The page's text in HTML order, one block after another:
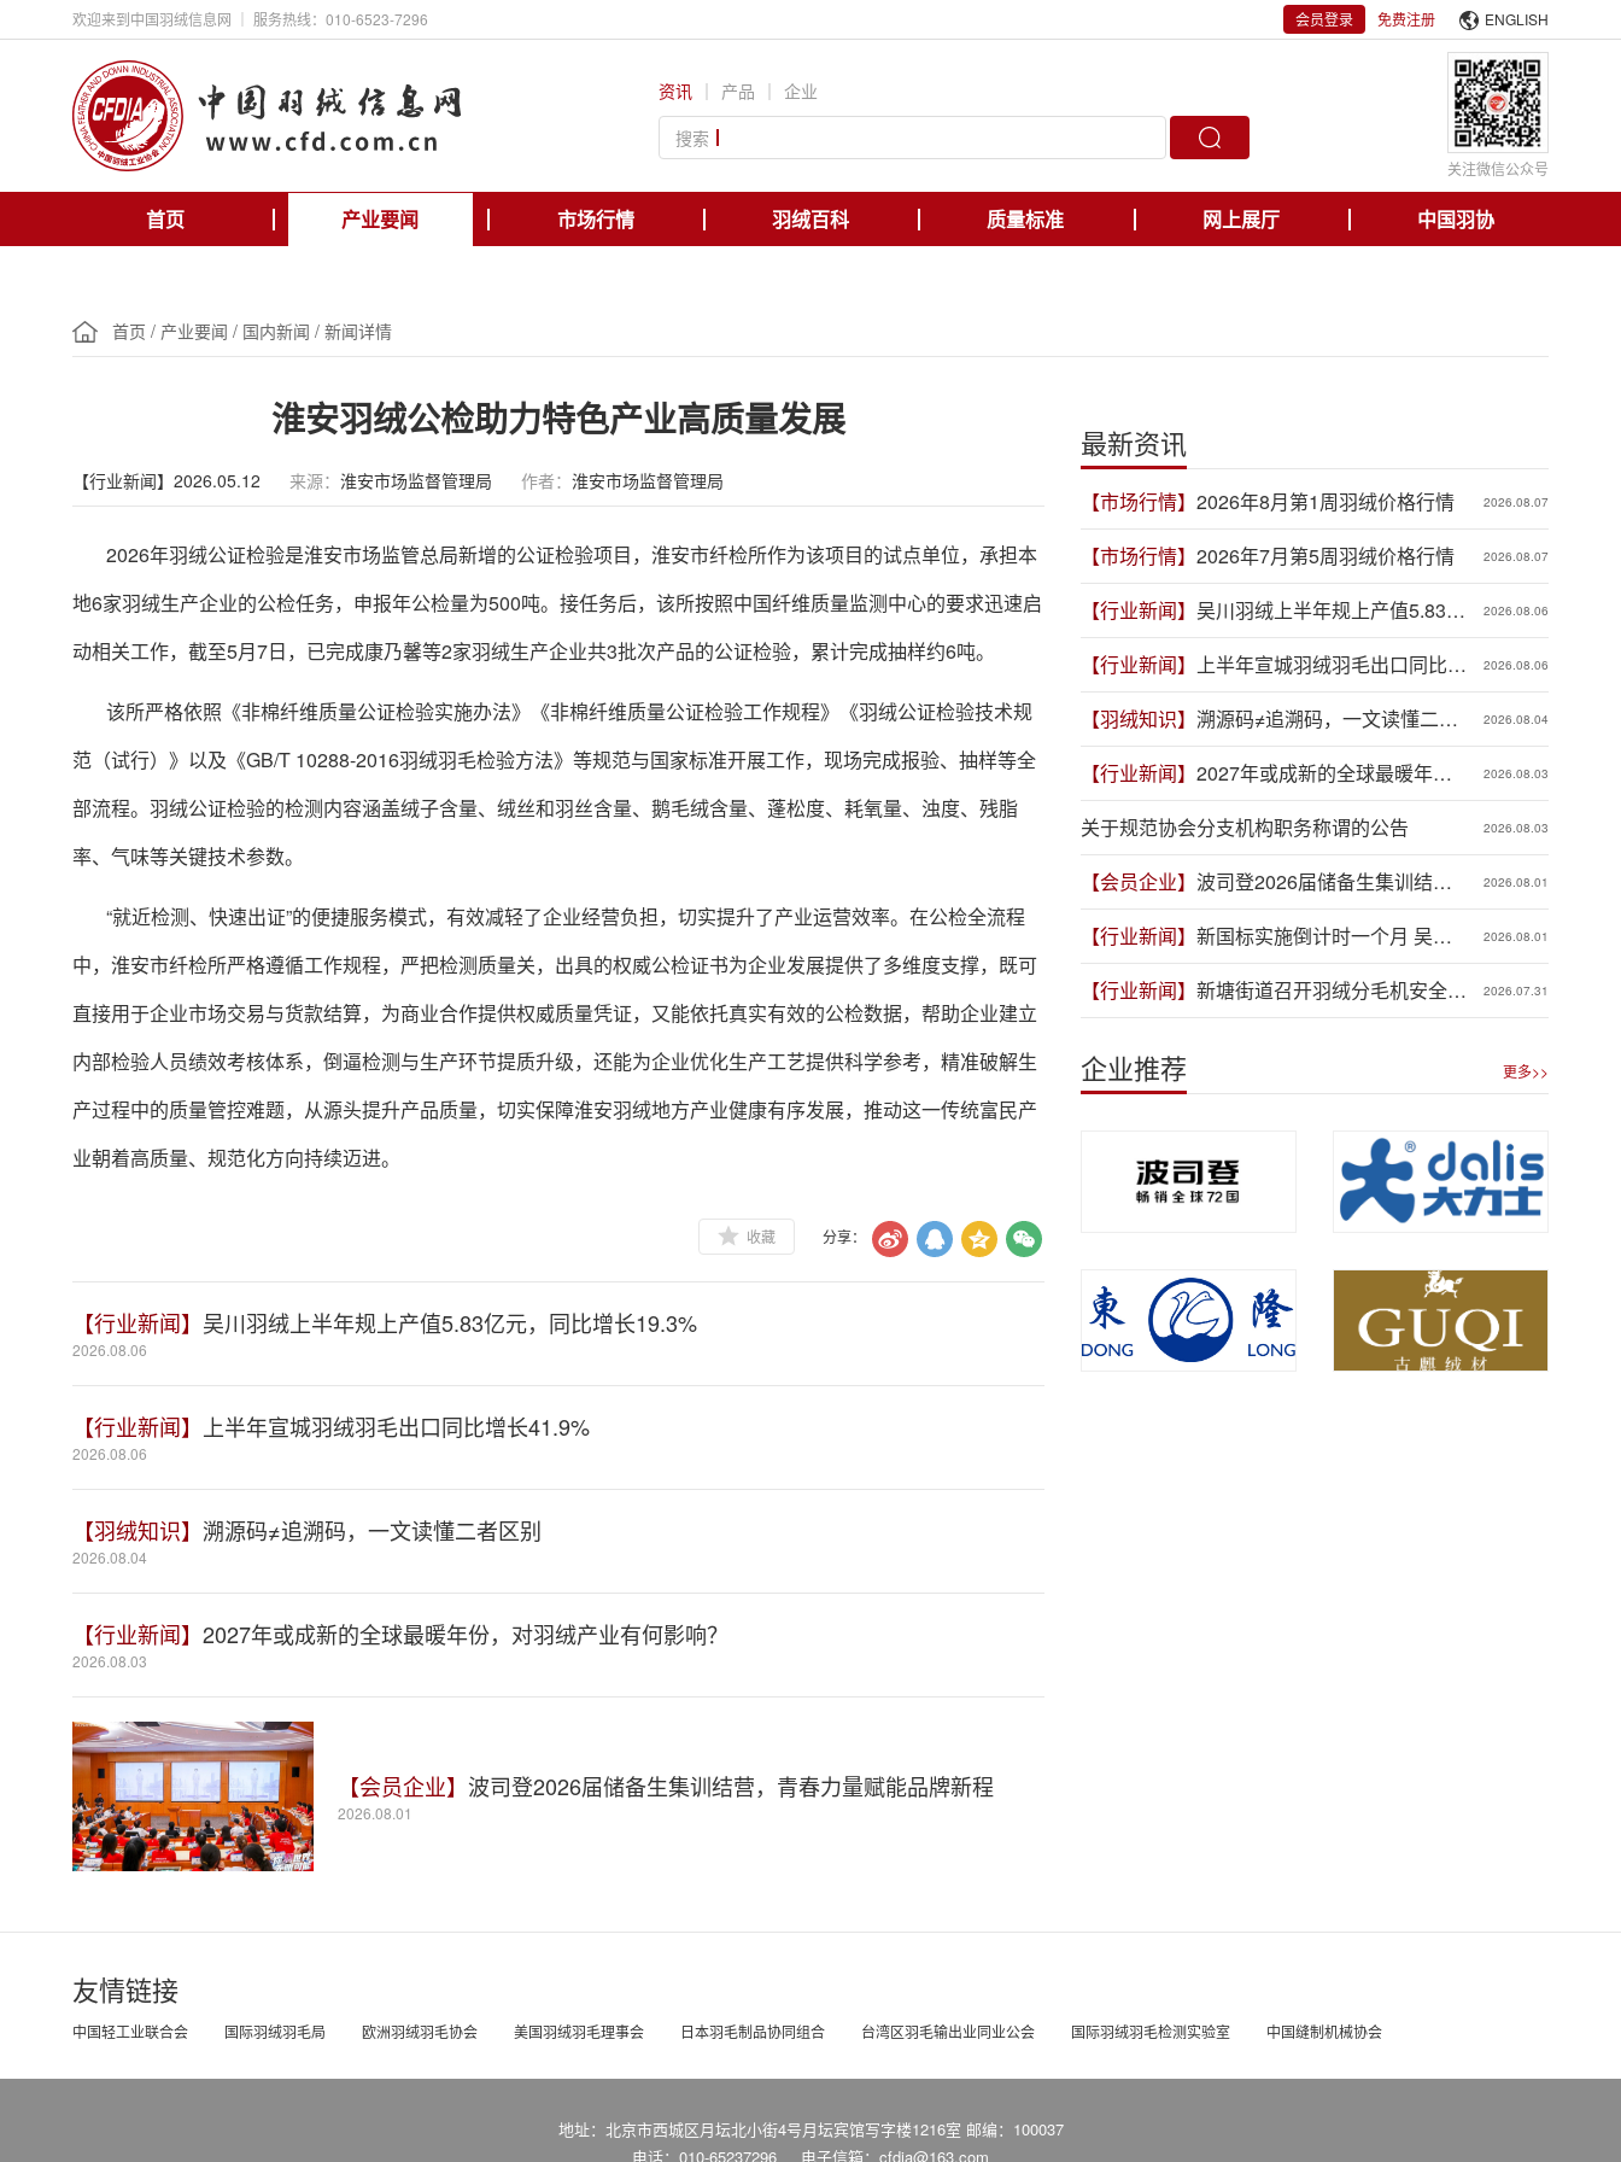
欢迎来到中国羽绒信息网 ｜ 服务热线：010-6523-7296 会员登录 免费注册 ENGLISH
资讯 ｜ 产品 ｜ 企业
搜索
关注微信公众号
首页 产业要闻 市场行情 羽绒百科 质量标准 网上展厅 中国羽协
首页 / 产业要闻 / 国内新闻 / 新闻详情
淮安羽绒公检助力特色产业高质量发展
【行业新闻】2026.05.12 来源： 淮安市场监督管理局 作者： 淮安市场监督管理局
2026年羽绒公证检验是淮安市场监管总局新增的公证检验项目，淮安市纤检所作为该项目的试点单位，承担本
地6家羽绒生产企业的公检任务，申报年公检量为500吨。接任务后，该所按照中国纤维质量监测中心的要求迅速启
动相关工作，截至5月7日，已完成康乃馨等2家羽绒生产企业共3批次产品的公证检验，累计完成抽样约6吨。
该所严格依照《非棉纤维质量公证检验实施办法》《非棉纤维质量公证检验工作规程》《羽绒公证检验技术规
范（试行）》以及《GB/T 10288-2016羽绒羽毛检验方法》等规范与国家标准开展工作，现场完成报验、抽样等全
部流程。羽绒公证检验的检测内容涵盖绒子含量、绒丝和羽丝含量、鹅毛绒含量、蓬松度、耗氧量、浊度、残脂
率、气味等关键技术参数。
“就近检测、快速出证”的便捷服务模式，有效减轻了企业经营负担，切实提升了产业运营效率。在公检全流程
中，淮安市纤检所严格遵循工作规程，严把检测质量关，出具的权威公检证书为企业发展提供了多维度支撑，既可
直接用于企业市场交易与货款结算，为商业合作提供权威质量凭证，又能依托真实有效的公检数据，帮助企业建立
内部检验人员绩效考核体系，倒逼检测与生产环节提质升级，还能为企业优化生产工艺提供科学参考，精准破解生
产过程中的质量管控难题，从源头提升产品质量，切实保障淮安羽绒地方产业健康有序发展，推动这一传统富民产
业朝着高质量、规范化方向持续迈进。
收藏 分享：
【行业新闻】 吴川羽绒上半年规上产值5.83亿元，同比增长19.3%
2026.08.06
【行业新闻】 上半年宣城羽绒羽毛出口同比增长41.9%
2026.08.06
【羽绒知识】 溯源码≠追溯码，一文读懂二者区别
2026.08.04
【行业新闻】 2027年或成新的全球最暖年份，对羽绒产业有何影响？
2026.08.03
【会员企业】 波司登2026届储备生集训结营，青春力量赋能品牌新程
2026.08.01
最新资讯
【市场行情】 2026年8月第1周羽绒价格行情 2026.08.07
【市场行情】 2026年7月第5周羽绒价格行情 2026.08.07
【行业新闻】 吴川羽绒上半年规上产值5.83亿
元，同比增长19.3%
2026.08.06
【行业新闻】 上半年宣城羽绒羽毛出口同比增
长41.9%
2026.08.06
【羽绒知识】 溯源码≠追溯码，一文读懂二者
区别
2026.08.04
【行业新闻】 2027年或成新的全球最暖年
份，对羽绒产业有何影响？
2026.08.03
关于规范协会分支机构职务称谓的公告 2026.08.03
【会员企业】 波司登2026届储备生集训结
营，青春力量赋能品牌新程
2026.08.01
【行业新闻】 新国标实施倒计时一个月 吴川
羽绒企业集体“抢跑”新规
2026.08.01
【行业新闻】 新塘街道召开羽绒分毛机安全生
产专项整治推进会
2026.07.31
企业推荐 更多>>
友情链接
中国轻工业联合会 国际羽绒羽毛局 欧洲羽绒羽毛协会 美国羽绒羽毛理事会 日本羽毛制品协同组合 台湾区羽毛输出业同业公会 国际羽绒羽毛检测实验室 中国缝制机械协会
地址：北京市西城区月坛北小街4号月坛宾馆写字楼1216室 邮编：100037
电话：010-65237296
电子信箱：cfdia@163.com